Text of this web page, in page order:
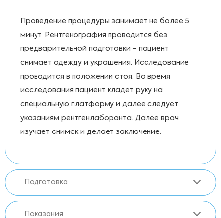
Проведение процедуры занимает не более 5
минут. Рентгенография проводится без
предварительной подготовки - пациент
снимает одежду и украшения. Исследование
проводится в положении стоя. Во время
исследования пациент кладет руку на
специальную платформу и далее следует
указаниям рентгенлаборанта. Далее врач
изучает снимок и делает заключение.
Подготовка
Показания